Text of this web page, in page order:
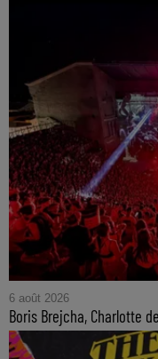
6 août 2026
Boris Brejcha, Charlotte